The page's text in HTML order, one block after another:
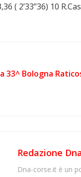
( 2’33”36) 10
33^ Bologna
Redazione
Dna-corse.it è un